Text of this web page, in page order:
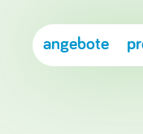
angebote